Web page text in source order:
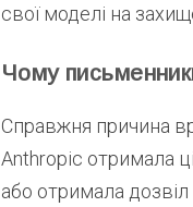
свої моделі на
Чому
Справжня причина
Anthropic отримала
або отримала